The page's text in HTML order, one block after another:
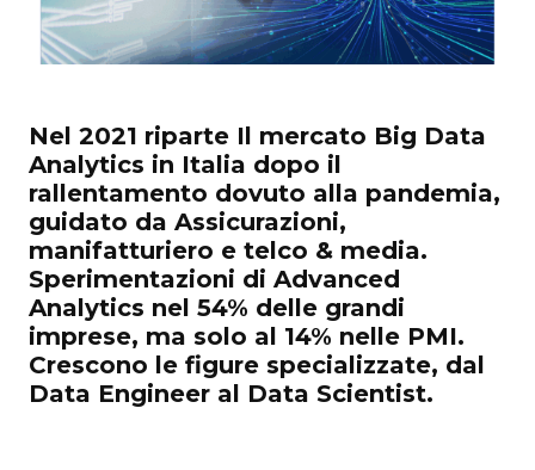
Nel 2021 riparte Il mercato Big Data
Analytics in Italia dopo il
rallentamento dovuto alla pandemia,
guidato da Assicurazioni,
manifatturiero e telco & media.
Sperimentazioni di Advanced
Analytics nel 54% delle grandi
imprese, ma solo al 14% nelle PMI.
Crescono le figure specializzate, dal
Data Engineer al Data Scientist.